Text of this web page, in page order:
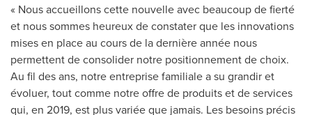
« Nous accueillons cette nouvelle avec beaucoup de fierté
et nous sommes heureux de constater que les innovations
mises en place au cours de la dernière année nous
permettent de consolider notre positionnement de choix.
Au fil des ans, notre entreprise familiale a su grandir et
évoluer, tout comme notre offre de produits et de services
qui, en 2019, est plus variée que jamais. Les besoins précis